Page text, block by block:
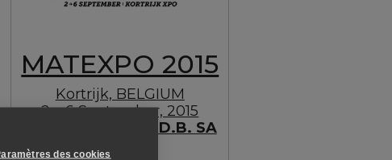
MATEXPO 2015
Kortrijk, BELGIUM
2 – 6 September, 2015
D.D.B. SA
des cookies